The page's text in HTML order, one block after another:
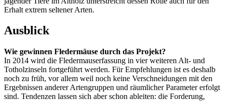
Erhalt extrem seltener Arten.
Ausblick
Wie gewinnen Fledermäuse durch das Projekt?
In 2014 wird die Fledermauserfassung in vier weiteren Alt- und
Totholzinseln fortgeführt werden. Für Empfehlungen ist es deshalb
noch zu früh, vor allem weil noch keine Verschneidungen mit den
Ergebnissen anderer Artengruppen und räumlicher Parameter erfolgt
sind. Tendenzen lassen sich aber schon ableiten: die Forderung,